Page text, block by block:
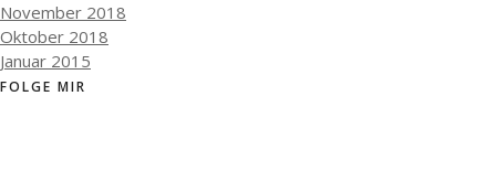
November 2018
Oktober 2018
Januar 2015
FOLGE MIR